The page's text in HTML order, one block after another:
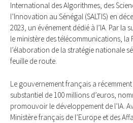
International des Algorithmes, des
l’Innovation au Sénégal (SALTIS) en
2023, un événement dédié à l’IA. Par
le ministère des télécommunications, la
l’élaboration de la stratégie nationale
feuille de route.
Le gouvernement français a
substantiel de 100 millions d’euros,
promouvoir le développement de l’IA.
Ministère français de l’Europe et des